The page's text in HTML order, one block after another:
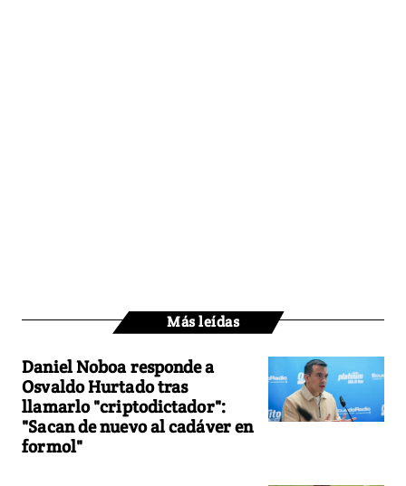
Más leídas
Daniel Noboa responde a
Osvaldo Hurtado tras
llamarlo "criptodictador":
"Sacan de nuevo al cadáver en
formol"